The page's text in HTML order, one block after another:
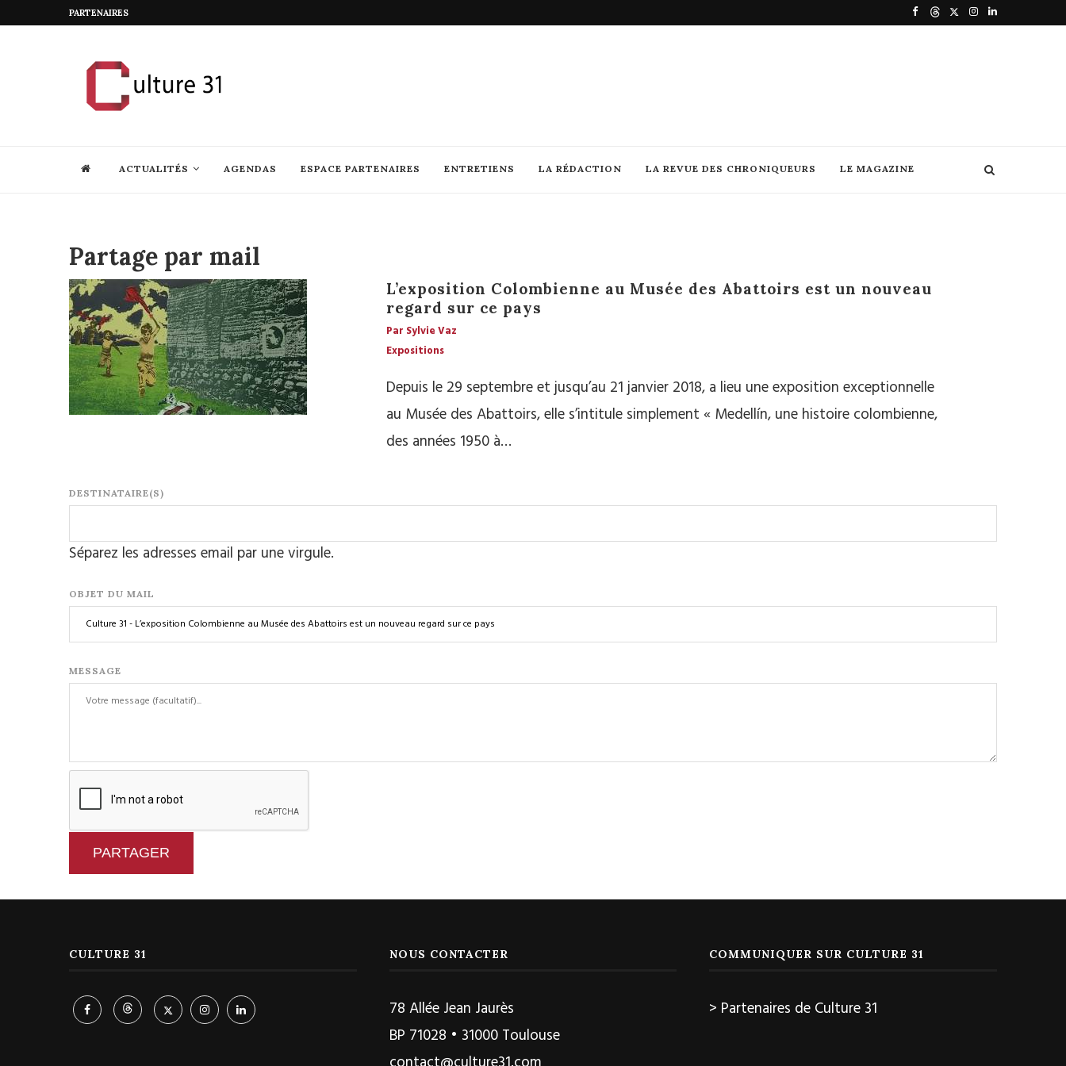
PARTENAIRES
ACTUALITÉS AGENDAS ESPACE PARTENAIRES ENTRETIENS LA RÉDACTION LA REVUE DES CHRONIQUEURS LE MAGAZINE
Partage par mail
L’exposition Colombienne au Musée des Abattoirs est un nouveau
regard sur ce pays
Par Sylvie Vaz
Expositions
Depuis le 29 septembre et jusqu’au 21 janvier 2018, a lieu une exposition exceptionnelle
au Musée des Abattoirs, elle s’intitule simplement « Medellín, une histoire colombienne,
des années 1950 à…
DESTINATAIRE(S)
Séparez les adresses email par une virgule.
OBJET DU MAIL
MESSAGE
PARTAGER
CULTURE 31 NOUS CONTACTER
78 Allée Jean Jaurès
BP 71028 • 31000 Toulouse
COMMUNIQUER SUR CULTURE 31
> Partenaires de Culture 31